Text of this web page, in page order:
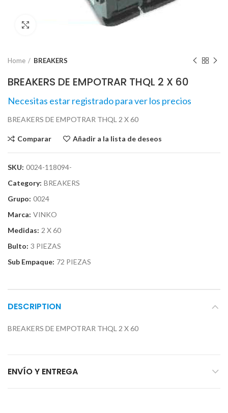
Home BREAKERS
BREAKERS DE EMPOTRAR THQL 2 X 60
Necesitas estar registrado para ver los precios
BREAKERS DE EMPOTRAR THQL 2 X 60
Comparar Añadir a la lista de deseos
SKU: 0024-118094-
Category: BREAKERS
Grupo: 0024
Marca: VINKO
Medidas: 2 X 60
Bulto: 3 PIEZAS
Sub Empaque: 72 PIEZAS
DESCRIPTION
BREAKERS DE EMPOTRAR THQL 2 X 60
ENVÍO Y ENTREGA